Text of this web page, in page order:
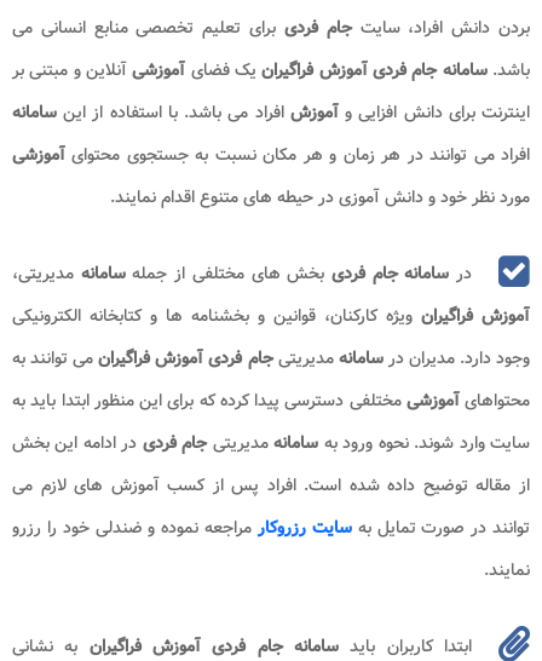
بردن دانش افراد، سایتجام فردی برای تعلیم تخصصی منابع انسانی می
باشد.سامانه جام فردی آموزش فراگیرانیک فضای آموزشیآنلاین و مبتنی بر
اینترنت برای دانش افزایی وآموزشافراد می باشد. با استفاده از این سامانه
افراد می توانند در هر زمان و هر مکان نسبت به جستجوی محتوای آموزشی
مورد نظر خود و دانش آموزی در حیطه های متنوع اقدام نمایند.
درسامانه جام فردی بخش های مختلفی از جملهسامانه مدیریتی،
آموزش فراگیران ویژه کارکنان، قوانین و بخشنامه ها و کتابخانه الکترونیکی
وجود دارد. مدیران درسامانهمدیریتیجام فردی آموزش فراگیرانمی توانند به
محتواهایآموزشیمختلفی دسترسی پیدا کرده که برای این منظور ابتدا باید به
سایت وارد شوند. نحوه ورود به سامانهمدیریتیجام فردی در ادامه این بخش
از مقاله توضیح داده شده است. افراد پس از کسب آموزش های لازم می
توانند در صورت تمایل به سایت رزروکارمراجعه نموده و ضندلی خود را رزرو
نمایند.
ابتدا کاربران باید سامانه جام فردی آموزش فراگیران به نشانی